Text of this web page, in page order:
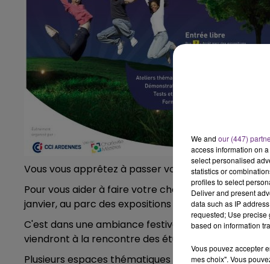
7h00 - 12h00
LE WEEK-END CHAMPAGNE FM
Vous vous apprêtez à passer votre bac et vous
Pour vous aider à faire votre choix, rendez-vous à
janvier, au parc des expositions de Charleville-
C'est dans une ambiance festive et démonstrative
viendront à la rencontre des étudiants, futurs
Plusieurs espaces thématiques avec des
We and our (447)
access information on
select personalised
statistics or
profiles to select
Deliver and present
data such as IP
requested; Use precise
based on information
Vous pouvez accepter
mes choix". Vous